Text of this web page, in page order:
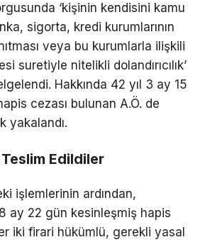
‘kişinin kendisini kamu
sigorta, kredi kurumlarının
veya bu kurumlarla ilişkili
suretiyle nitelikli dolandırıcılık’
Hakkında 42 yıl 3 ay 15
cezası bulunan A.Ö. de
yakalandı.
Edildiler
işlemlerinin ardından,
ay 22 gün kesinleşmiş hapis
iki firari hükümlü, gerekli yasal